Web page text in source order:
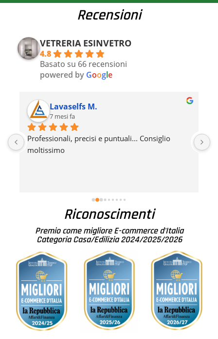
Recensioni
VETRERIA ESINVETRO
4.8
Basato su 66 recensioni
powered by Google
Lavaselfs M.
7 mesi fa
Professionali, precisi e puntuali... Consiglio
moltissimo
Riconoscimenti
Premio come migliore E-commerce d'Italia
Categoria Casa/Edilizia 2024/2025/2026